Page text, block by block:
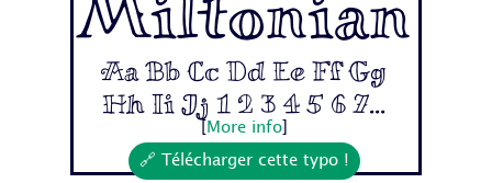
Miltonian
Aa Bb Cc Dd Ee Ff Gg
Hh Ii Jj 1 2 3 4 5 6 7...
More info]
🔗 Télécharger cette typo !